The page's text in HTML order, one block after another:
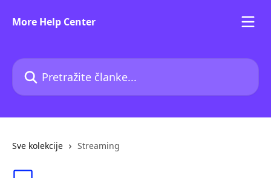
More Help Center
Pretražite članke...
Sve kolekcije Streaming